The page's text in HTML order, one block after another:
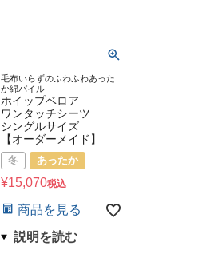
毛布いらずのふわふわあった
か綿パイル
ホイップベロア
ワンタッチシーツ
シングルサイズ
【オーダーメイド】
冬 あったか
¥15,070税込
商品を見る